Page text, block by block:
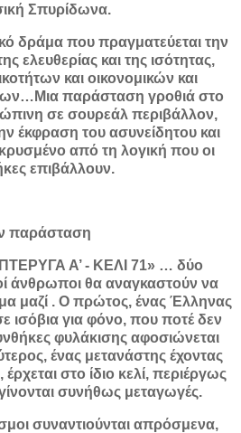
Σπυρίδωνα.
δράμα που πραγματεύεται την
ελευθερίας και της ισότητας,
και οικονομικών και
παράσταση γροθιά στο
σε σουρεάλ περιβάλλον,
έκφραση του ασυνείδητου και
από τη λογική που οι
επιβάλλουν.
παράσταση
Α’ - ΚΕΛΙ 71» … δύο
άνθρωποι θα αναγκαστούν να
μαζί . Ο πρώτος, ένας Έλληνας
ισόβια για φόνο, που ποτέ δεν
φυλάκισης αφοσιώνεται
ένας μετανάστης έχοντας
στο ίδιο κελί, περιέργως
συνήθως μεταγωγές.
συναντιούνται απρόσμενα,